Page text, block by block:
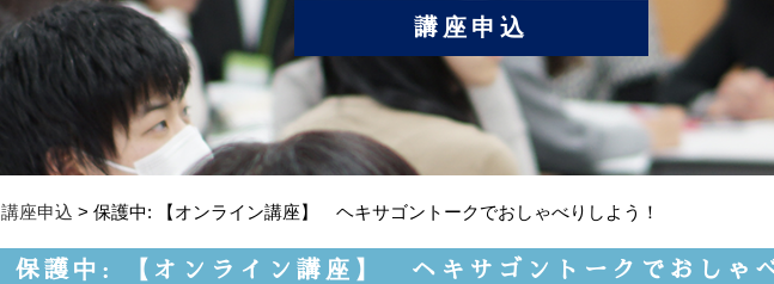
講座申込
講座申込 > 保護中: 【オンライン講座】 ヘキサゴントークでおしゃべりしよう！
保護中: 【オンライン講座】 ヘキサゴントークでおしゃ